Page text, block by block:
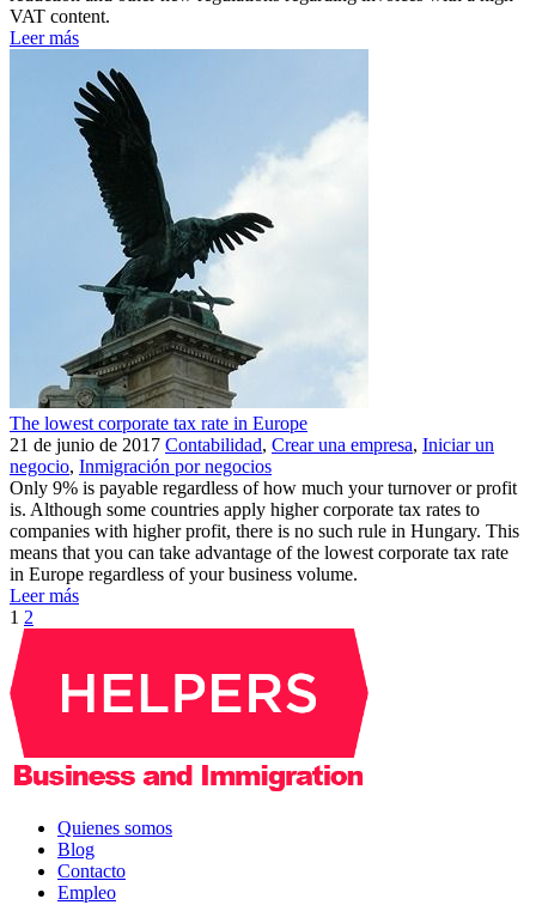
VAT content.
Leer más
The lowest corporate tax rate in Europe
21 de junio de 2017 Contabilidad, Crear una empresa, Iniciar un
negocio, Inmigración por negocios
Only 9% is payable regardless of how much your turnover or profit
is. Although some countries apply higher corporate tax rates to
companies with higher profit, there is no such rule in Hungary. This
means that you can take advantage of the lowest corporate tax rate
in Europe regardless of your business volume.
Leer más
1 2
Quienes somos
Blog
Contacto
Empleo